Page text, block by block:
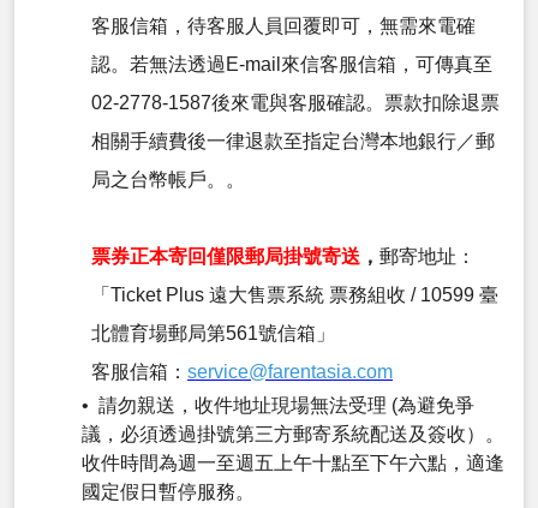
客服信箱，待客服人員回覆即可，無需來電確
認。若無法透過E-mail來信客服信箱，可傳真至
02-2778-1587後來電與客服確認。票款扣除退票
相關手續費後一律退款至指定台灣本地銀行／郵
局之台幣帳戶。。
票券正本寄回僅限郵局掛號寄送 ， 郵寄地址：
「Ticket Plus 遠大售票系統 票務組收 / 10599 臺
北體育場郵局第561號信箱」
客服信箱： service@farentasia.com
• 請勿親送，收件地址現場無法受理 (為避免爭
議，必須透過掛號第三方郵寄系統配送及簽收）。
收件時間為週一至週五上午十點至下午六點，適逢
國定假日暫停服務。